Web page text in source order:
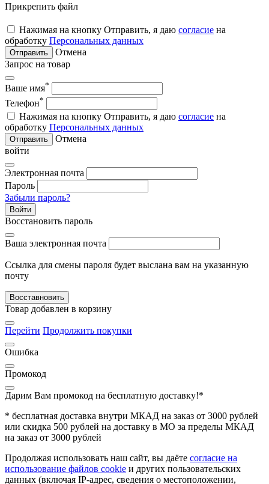
Прикрепить файл
Нажимая на кнопку Отправить, я даю согласие на
обработку Персональных данных
Отправить
Отмена
Запрос на товар
Ваше имя*
Телефон*
Нажимая на кнопку Отправить, я даю согласие на
обработку Персональных данных
Отправить
Отмена
войти
Электронная почта
Пароль
Забыли пароль?
Войти
Восстановить пароль
Ваша электронная почта
Ссылка для смены пароля будет выслана вам на указанную
почту
Восставновить
Товар добавлен в корзину
Перейти Продолжить покупки
Ошибка
Промокод
Дарим Вам промокод на бесплатную доставку!*
* бесплатная доставка внутри МКАД на заказ от 3000 рублей
или скидка 500 рублей на доставку в МО за пределы МКАД
на заказ от 3000 рублей
Продолжая использовать наш сайт, вы даёте согласие на
использование файлов cookie и других пользовательских
данных (включая IP-адрес, сведения о местоположении,